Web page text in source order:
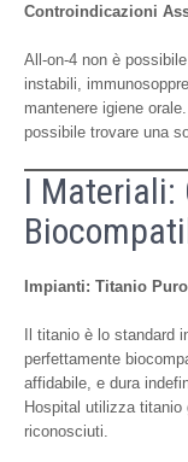
Controindicazioni
All-on-4 non è
instabili,
mantenere igiene
possibile trovare una
I Materiali:
Impianti: Titanio Puro
Il titanio è lo standard
perfettamente
affidabile, e dura
Hospital utilizza titanio
riconosciuti.